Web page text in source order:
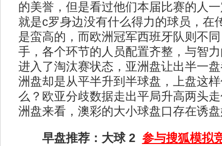
的美誉，但是看过他们本届比赛的人
就是c罗身边没有什么得力的球员，在
是蛮高的，而欧洲冠军西班牙队则不
手，各个环节的人员配置齐整，与智
进入了淘汰赛状态，亚洲盘让出半一
洲盘却是从平半升到半球盘，上盘这
么？欧亚分歧数据走出平局升高两头
洲盘来看，澳彩的大小球盘口存在诱
早盘推荐：大球 2 参与搜狐模拟